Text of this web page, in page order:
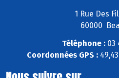
1 Rue Des
60000
Téléphone :03
Coordonnées GPS :